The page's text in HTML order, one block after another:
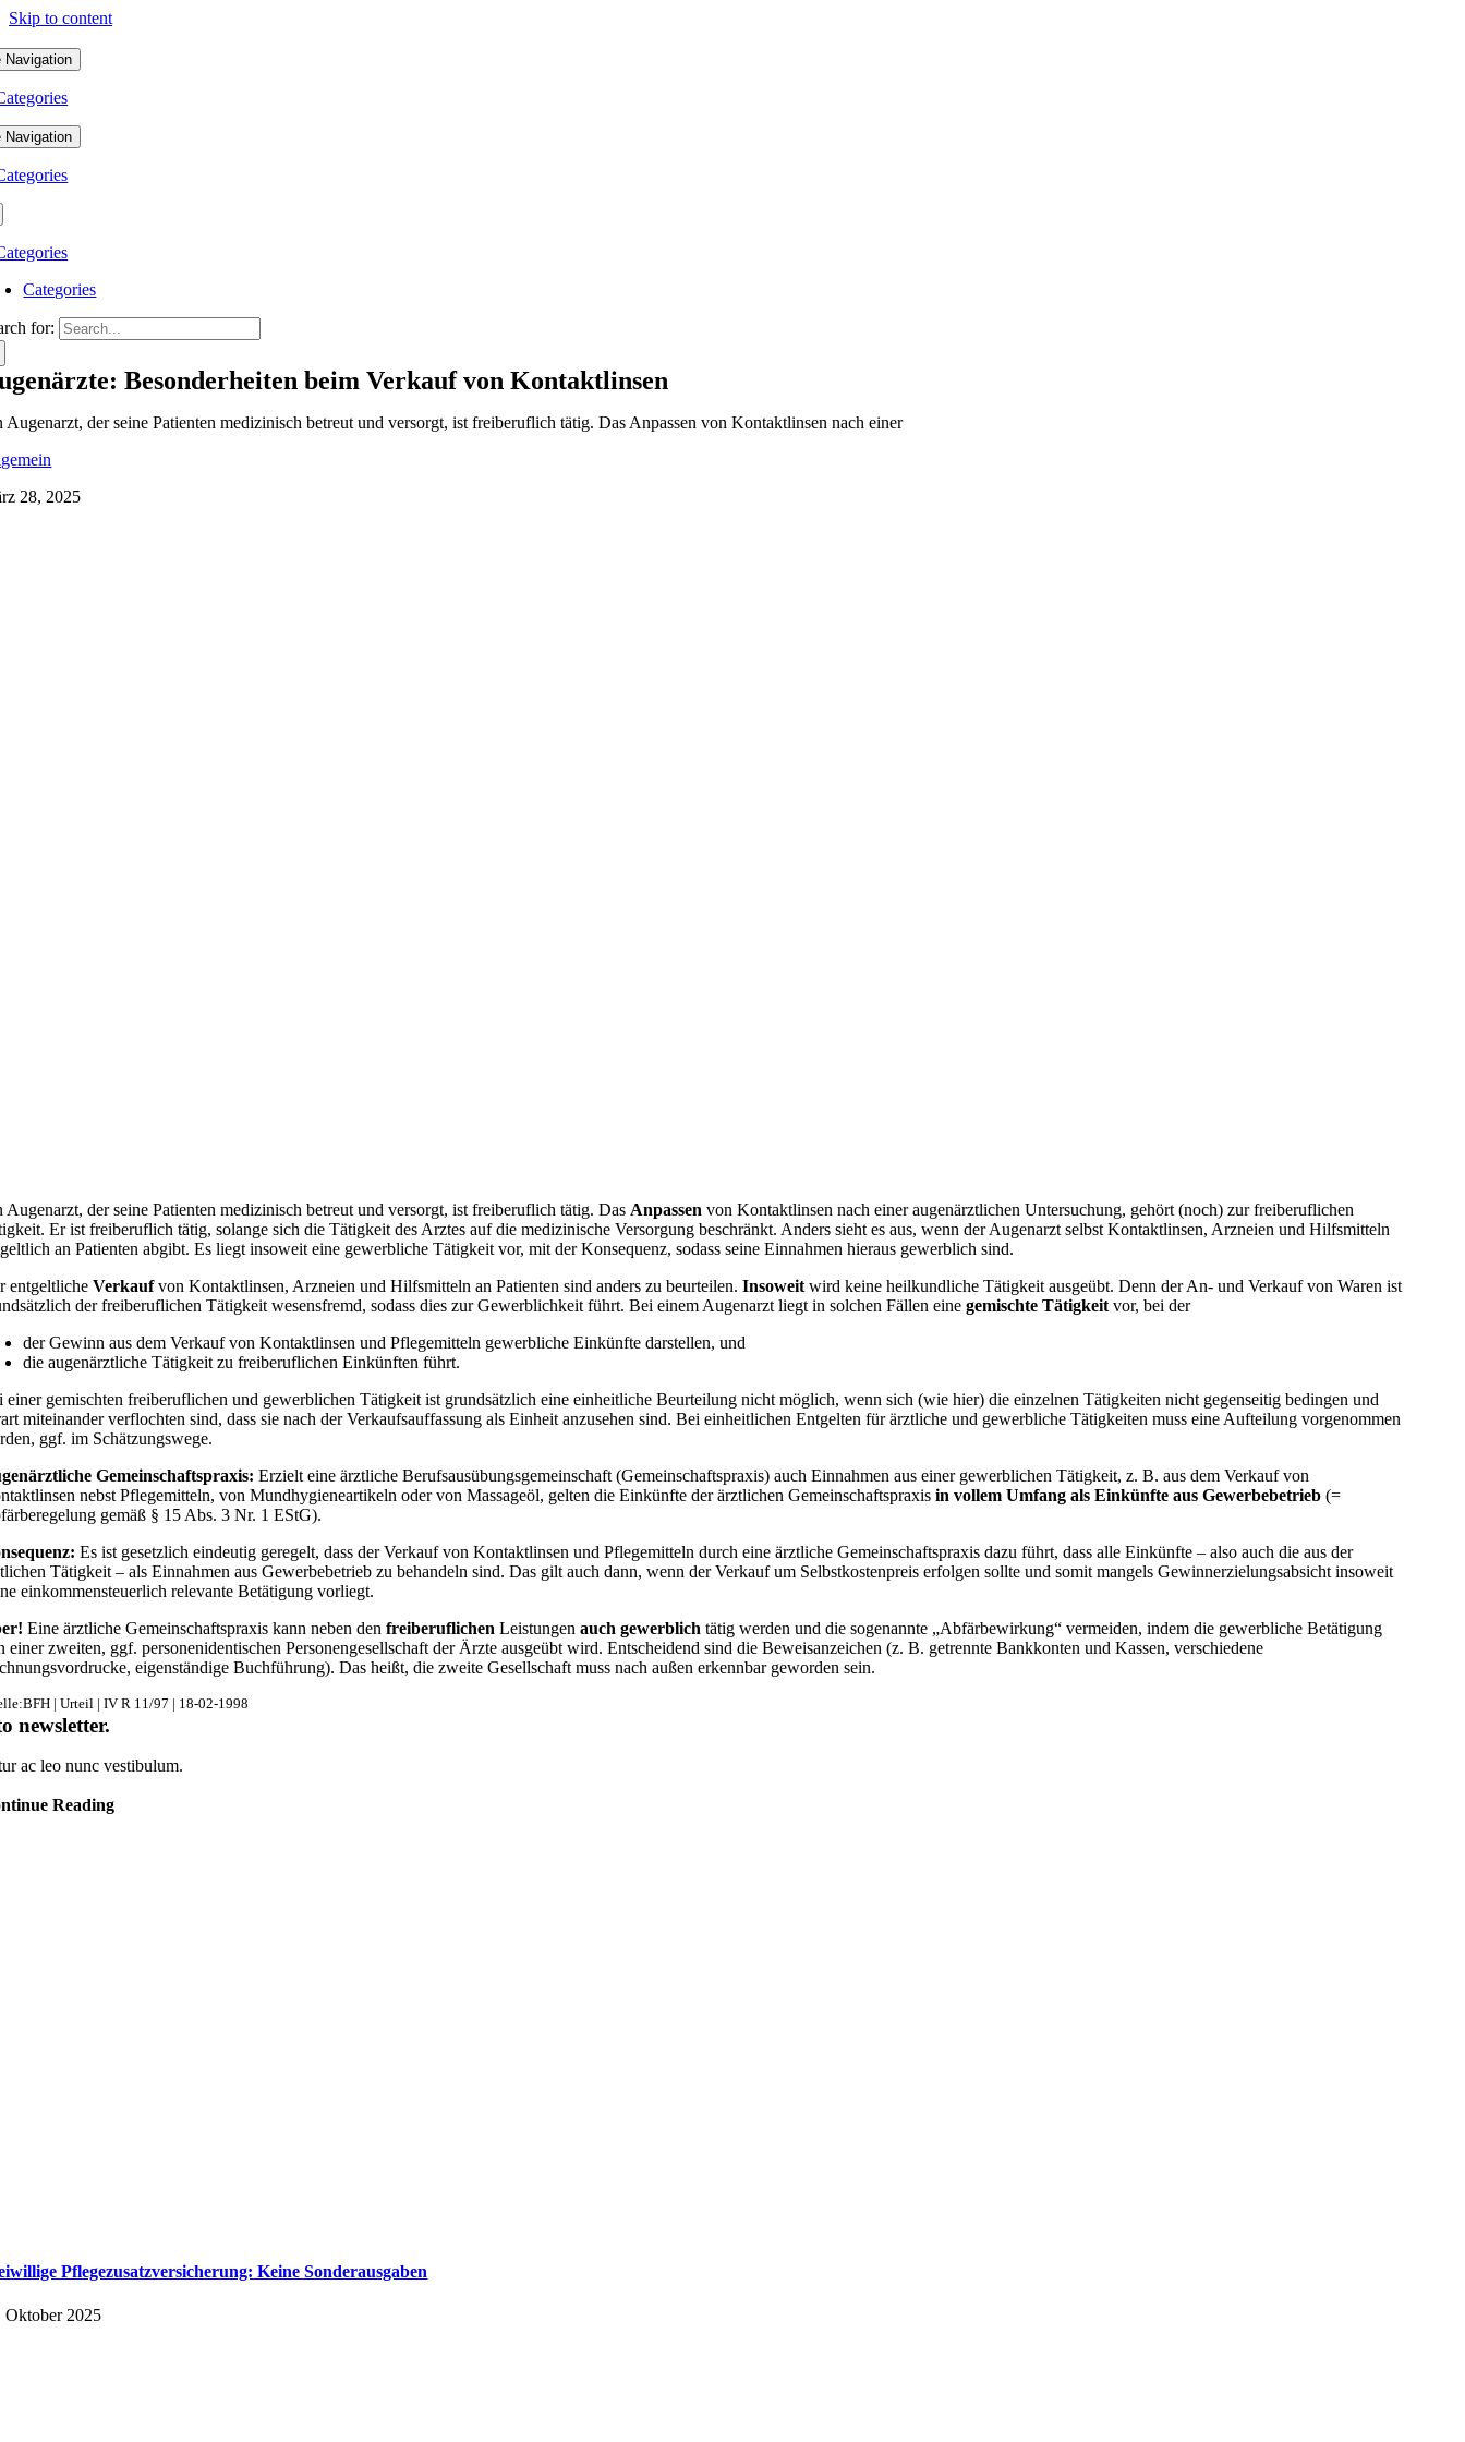
Skip to content
Navigation
Navigation
Categories
for:
Besonderheiten beim Verkauf von Kontaktlinsen
Augenarzt, der seine Patienten medizinisch betreut und versorgt, ist freiberuflich tätig. Das Anpassen von Kontaktlinsen nach einer
28, 2025
Augenarzt, der seine Patienten medizinisch betreut und versorgt, ist freiberuflich tätig. Das Anpassen von Kontaktlinsen nach einer augenärztlichen Untersuchung, gehört (noch) zur freiberuflichen
Er ist freiberuflich tätig, solange sich die Tätigkeit des Arztes auf die medizinische Versorgung beschränkt. Anders sieht es aus, wenn der Augenarzt selbst Kontaktlinsen, Arzneien und Hilfsmitteln
an Patienten abgibt. Es liegt insoweit eine gewerbliche Tätigkeit vor, mit der Konsequenz, sodass seine Einnahmen hieraus gewerblich sind.
entgeltlicheVerkaufvon Kontaktlinsen, Arzneien und Hilfsmitteln an Patienten sind anders zu beurteilen.Insoweit wird keine heilkundliche Tätigkeit ausgeübt. Denn der An- und Verkauf von Waren ist
der freiberuflichen Tätigkeit wesensfremd, sodass dies zur Gewerblichkeit führt. Bei einem Augenarzt liegt in solchen Fällen einegemischte Tätigkeit vor, bei der
der Gewinn aus dem Verkauf von Kontaktlinsen und Pflegemitteln gewerbliche Einkünfte darstellen, und
die augenärztliche Tätigkeit zu freiberuflichen Einkünften führt.
einer gemischten freiberuflichen und gewerblichen Tätigkeit ist grundsätzlich eine einheitliche Beurteilung nicht möglich, wenn sich (wie hier) die einzelnen Tätigkeiten nicht gegenseitig bedingen und
miteinander verflochten sind, dass sie nach der Verkaufsauffassung als Einheit anzusehen sind. Bei einheitlichen Entgelten für ärztliche und gewerbliche Tätigkeiten muss eine Aufteilung vorgenommen
ggf. im Schätzungswege.
Gemeinschaftspraxis: Erzielt eine ärztliche Berufsausübungsgemeinschaft (Gemeinschaftspraxis) auch Einnahmen aus einer gewerblichen Tätigkeit, z. B. aus dem Verkauf von
nebst Pflegemitteln, von Mundhygieneartikeln oder von Massageöl, gelten die Einkünfte der ärztlichen Gemeinschaftspraxisin vollem Umfang als Einkünfte aus Gewerbebetrieb (=
gemäß § 15 Abs. 3 Nr. 1 EStG).
Es ist gesetzlich eindeutig geregelt, dass der Verkauf von Kontaktlinsen und Pflegemitteln durch eine ärztliche Gemeinschaftspraxis dazu führt, dass alle Einkünfte – also auch die aus der
Tätigkeit – als Einnahmen aus Gewerbebetrieb zu behandeln sind. Das gilt auch dann, wenn der Verkauf um Selbstkostenpreis erfolgen sollte und somit mangels Gewinnerzielungsabsicht insoweit
einkommensteuerlich relevante Betätigung vorliegt.
Eine ärztliche Gemeinschaftspraxis kann neben denfreiberuflichen Leistungenauch gewerblich tätig werden und die sogenannte „Abfärbewirkung“ vermeiden, indem die gewerbliche Betätigung
einer zweiten, ggf. personenidentischen Personengesellschaft der Ärzte ausgeübt wird. Entscheidend sind die Beweisanzeichen (z. B. getrennte Bankkonten und Kassen, verschiedene
eigenständige Buchführung). Das heißt, die zweite Gesellschaft muss nach außen erkennbar geworden sein.
| Urteil | IV R 11/97 | 18-02-1998
newsletter.
ac leo nunc vestibulum.
Reading
Pflegezusatzversicherung: Keine Sonderausgaben
Oktober 2025